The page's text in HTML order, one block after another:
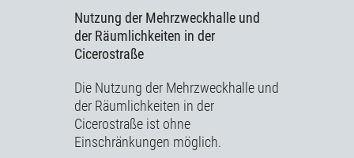
Nutzung der Mehrzweckhalle und
der Räumlichkeiten in der
Cicerostraße
Die Nutzung der Mehrzweckhalle und
der Räumlichkeiten in der
Cicerostraße ist ohne
Einschränkungen möglich.